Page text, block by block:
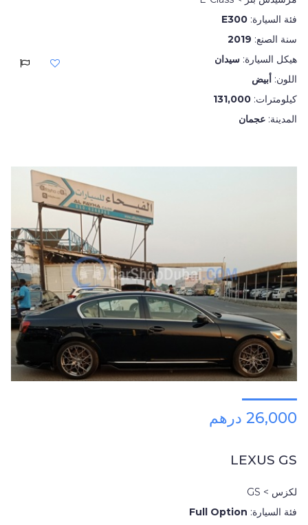
فئة السيارة: E300
سنة الصنع: 2019
هيكل السيارة: سيدان
اللون: أبيض
كيلومترات: 131,000
المدينة: عجمان
26,000 درهم
LEXUS GS
لكزس > GS
فئة السيارة: Full Option